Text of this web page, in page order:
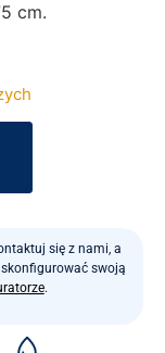
cm.
się z nami, a
swoją
.